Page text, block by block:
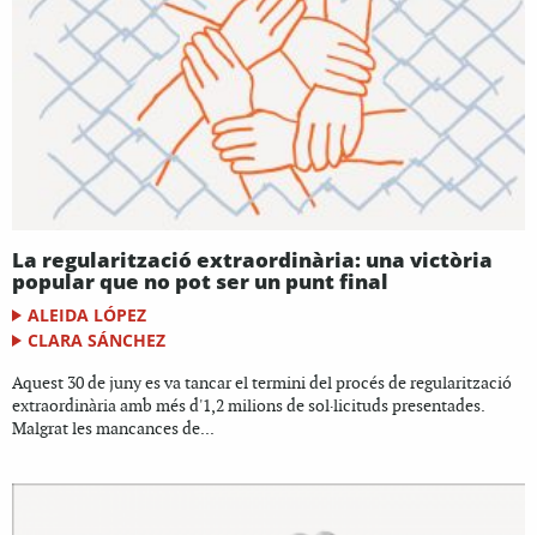
La regularització extraordinària: una victòria
popular que no pot ser un punt final
ALEIDA LÓPEZ
CLARA SÁNCHEZ
Aquest 30 de juny es va tancar el termini del procés de regularització
extraordinària amb més d'1,2 milions de sol·licituds presentades.
Malgrat les mancances de...